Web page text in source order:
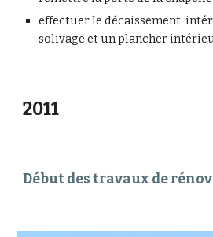
effectuer le décaissement
solivage et un plancher
2011
Début des travaux de